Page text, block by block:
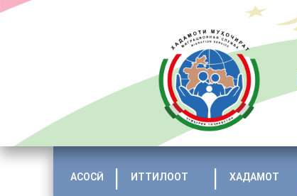
АСОСӢ ИТТИЛООТ ХАДАМОТ